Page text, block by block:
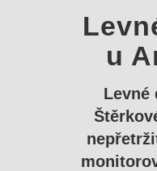
u
Levné